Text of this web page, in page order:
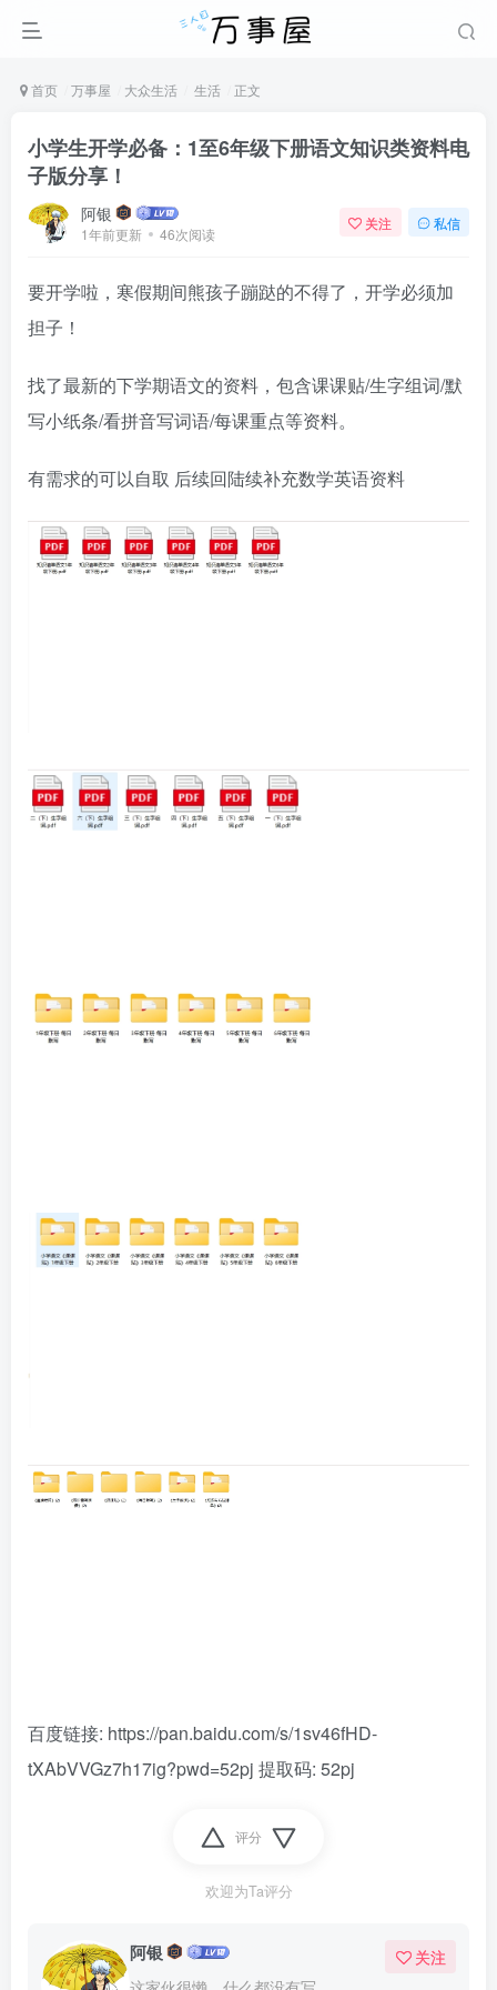
首页 万事屋 大众生活 生活 正文
小学生开学必备：1至6年级下册语文知识类资料电
子版分享！
阿银
1年前更新 46次阅读
关注 私信
要开学啦，寒假期间熊孩子蹦跶的不得了，开学必须加
担子！
找了最新的下学期语文的资料，包含课课贴/生字组词/默
写小纸条/看拼音写词语/每课重点等资料。
有需求的可以自取 后续回陆续补充数学英语资料
百度链接: https://pan.baidu.com/s/1sv46fHD-
tXAbVVGz7h17ig?pwd=52pj 提取码: 52pj
评分
欢迎为Ta评分
阿银 关注